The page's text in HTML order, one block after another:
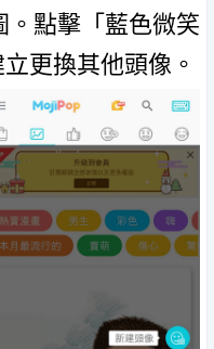
。點擊「藍色微笑
更換其他頭像。